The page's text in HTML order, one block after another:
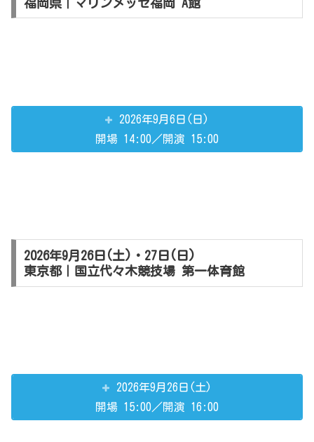
2026年9月6日(日)
開場 14:00／開演 15:00
2026年9月26日(土)・27日(日)
東京都｜国立代々木競技場 第一体育館
2026年9月26日(土)
開場 15:00／開演 16:00